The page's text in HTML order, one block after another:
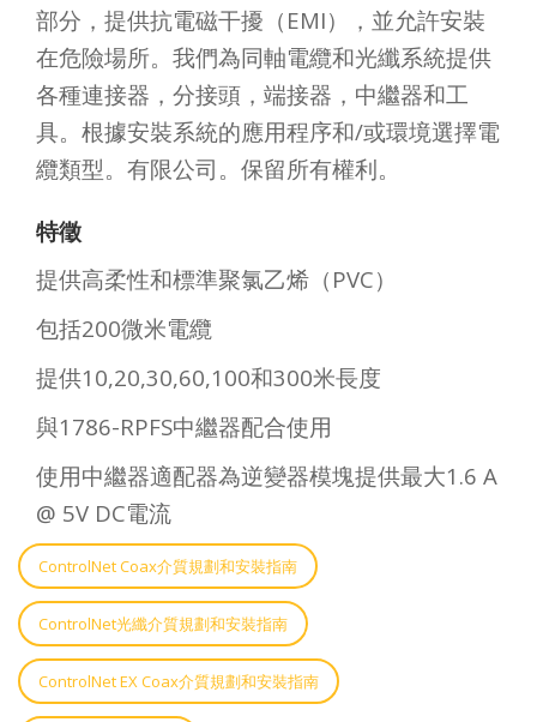
部分，提供抗電磁干擾（EMI），並允許安裝
在危險場所。我們為同軸電纜和光纖系統提供
各種連接器，分接頭，端接器，中繼器和工
具。根據安裝系統的應用程序和/或環境選擇電
纜類型。有限公司。保留所有權利。
特徵
提供高柔性和標準聚氯乙烯（PVC）
包括200微米電纜
提供10,20,30,60,100和300米長度
與1786-RPFS中繼器配合使用
使用中繼器適配器為逆變器模塊提供最大1.6 A
@ 5V DC電流
ControlNet Coax介質規劃和安裝指南
ControlNet光纖介質規劃和安裝指南
ControlNet EX Coax介質規劃和安裝指南